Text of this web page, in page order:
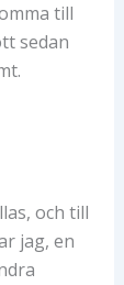
till
sedan
och till
jag, en